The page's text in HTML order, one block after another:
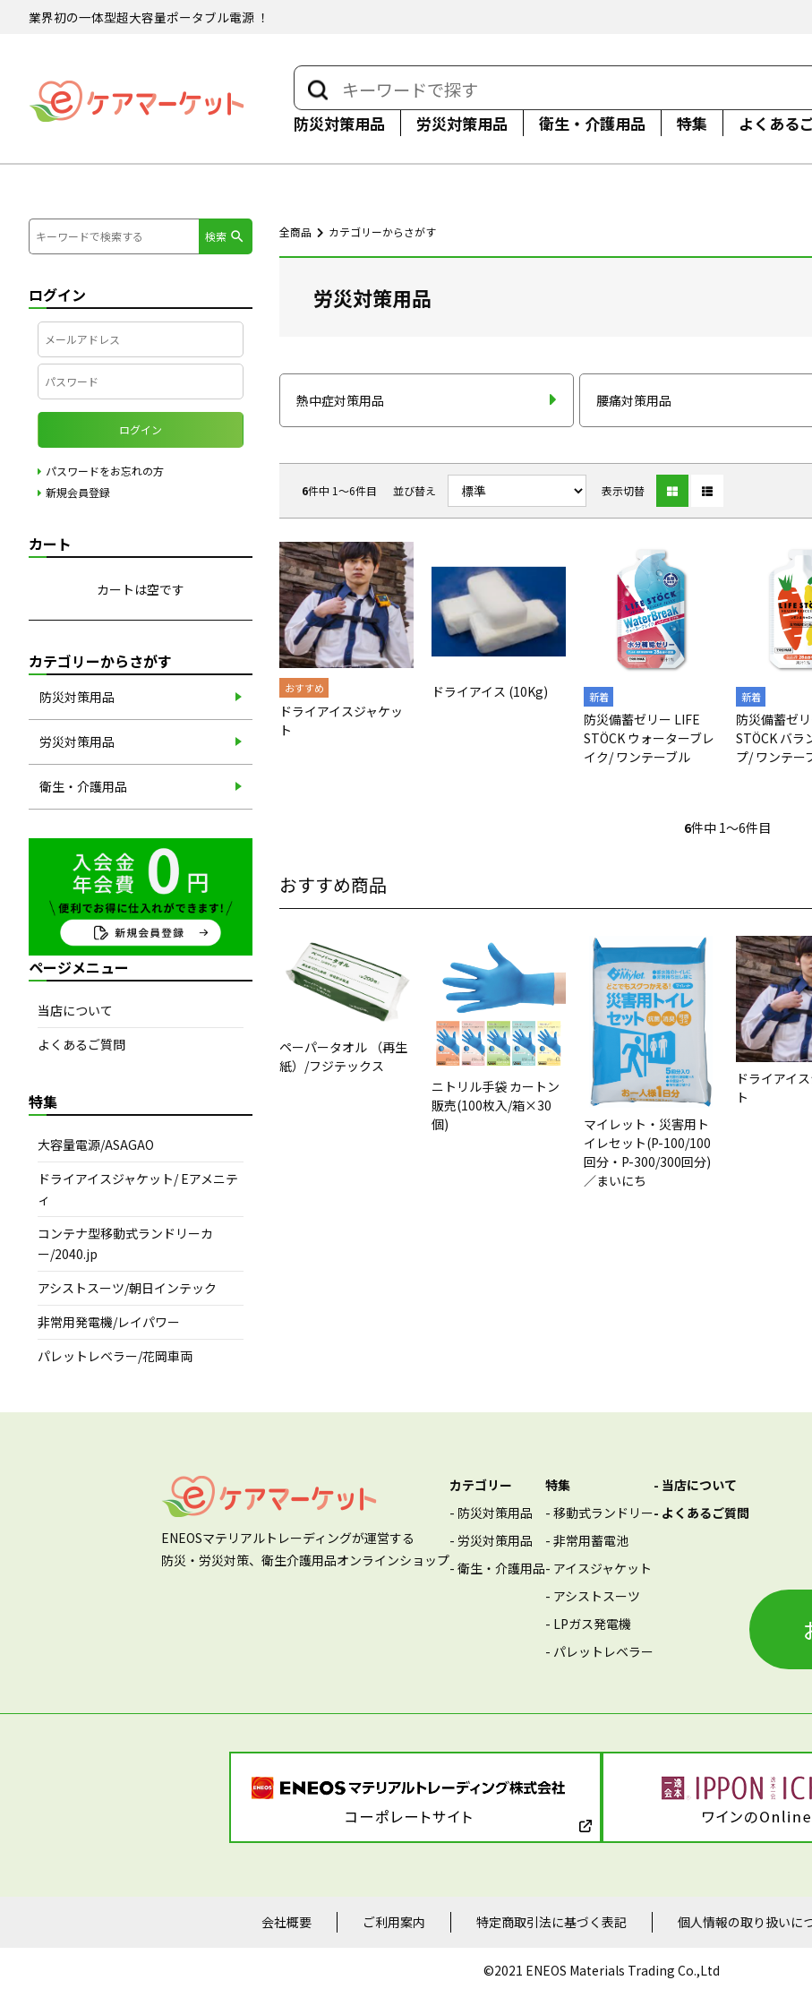
業界初の一体型超大容量ポータブル電源 ！
防災対策用品 労災対策用品 衛生・介護用品 特集 よくある
全商品 カテゴリーからさがす
労災対策用品
熱中症対策用品 腰痛対策用品
6件中 1〜6件目 並び替え 表示切替
ドライアイスジャケッ
ト
ドライアイス (10Kg)
防災備蓄ゼリー LIFE
STÖCK ウォーターブレ
イク/ ワンテーブル
防災備蓄ゼ
STÖCK バラ
プ/ ワンテー
6件中 1〜6件目
おすすめ商品
ペーパータオル （再生
紙）/フジテックス
ニトリル手袋 カートン
販売(100枚入/箱×30
個)
マイレット・災害用ト
イレセット(P-100/100
回分・P-300/300回分)
／まいにち
ドライアイ
ト
検索
ログイン
ログイン
パスワードをお忘れの方
新規会員登録
カート
カートは空です
カテゴリーからさがす
防災対策用品
労災対策用品
衛生・介護用品
ページメニュー
当店について
よくあるご質問
特集
大容量電源/ASAGAO
ドライアイスジャケット/ Eアメニテ
ィ
コンテナ型移動式ランドリーカ
ー/2040.jp
アシストスーツ/朝日インテック
非常用発電機/レイパワー
パレットレベラー/花岡車両
ENEOSマテリアルトレーディングが運営する
防災・労災対策、衛生介護用品オンラインショップ
カテゴリー
- 防災対策用品
- 労災対策用品
- 衛生・介護用品
特集
- 移動式ランドリー
- 非常用蓄電池
- アイスジャケット
- アシストスーツ
- LPガス発電機
- パレットレベラー
- 当店について
- よくあるご質問
会社概要 ご利用案内 特定商取引法に基づく表記 個人情報の取り扱いに
©2021 ENEOS Materials Trading Co.,Ltd